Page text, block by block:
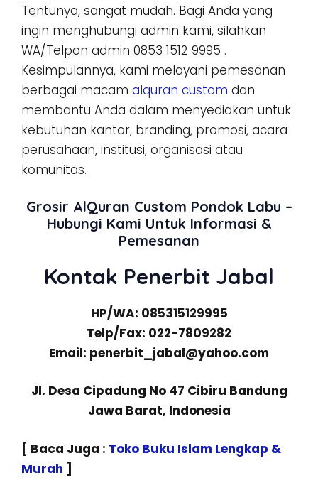
Tentunya, sangat mudah. Bagi Anda yang
ingin menghubungi admin kami, silahkan
WA/Telpon admin 0853 1512 9995 .
Kesimpulannya, kami melayani pemesanan
berbagai macam alquran custom dan
membantu Anda dalam menyediakan untuk
kebutuhan kantor, branding, promosi, acara
perusahaan, institusi, organisasi atau
komunitas.
Grosir AlQuran Custom Pondok Labu –
Hubungi Kami Untuk Informasi &
Pemesanan
Kontak Penerbit Jabal
HP/WA: 085315129995
Telp/Fax: 022-7809282
Email: penerbit_jabal@yahoo.com
Jl. Desa Cipadung No 47 Cibiru Bandung
Jawa Barat, Indonesia
[ Baca Juga : Toko Buku Islam Lengkap &
Murah ]